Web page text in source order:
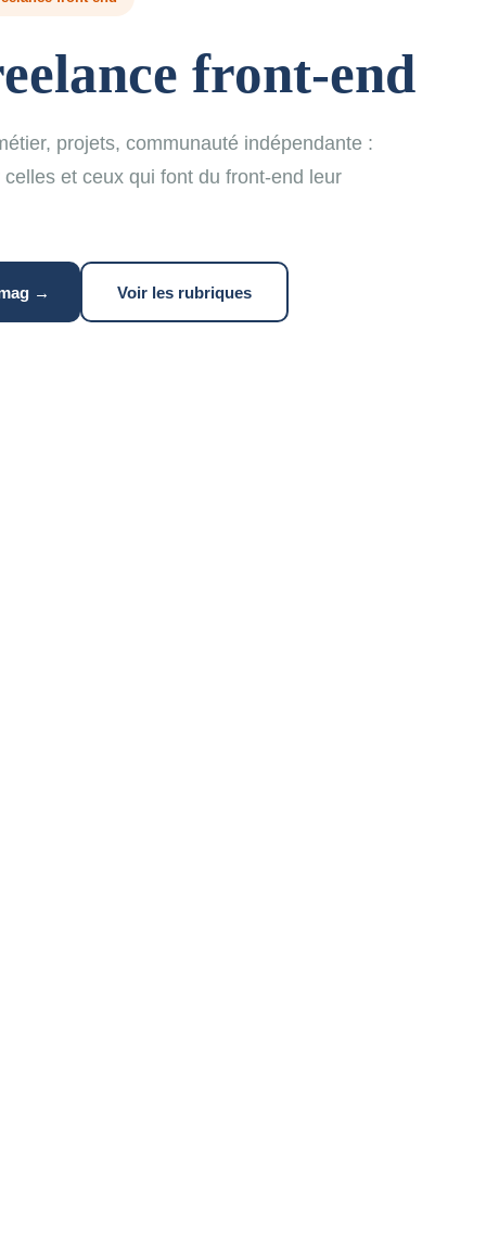
front-end
projets, communauté indépendante :
et ceux qui font du front-end leur
→ Voir les rubriques